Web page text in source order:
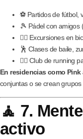
⚽ Partidos de fútbol,
🎾 Pádel con amigos
🚴‍♀️ Excursiones en
🕺 Clases de baile,
🏃‍♀️ Club de running
En residencias como Pink
conjuntas o se crean
🧘 7.
activo